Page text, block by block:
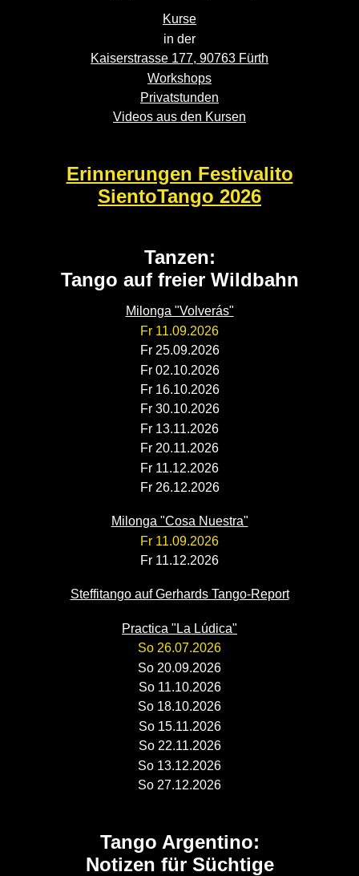
Kurse
in der
Kaiserstrasse 177, 90763 Fürth
Workshops
Privatstunden
Videos aus den Kursen
Erinnerungen Festivalito
SientoTango 2026
Tanzen:
Tango auf freier Wildbahn
Milonga "Volverás"
Fr 11.09.2026
Fr 25.09.2026
Fr 02.10.2026
Fr 16.10.2026
Fr 30.10.2026
Fr 13.11.2026
Fr 20.11.2026
Fr 11.12.2026
Fr 26.12.2026
Milonga "Cosa Nuestra"
Fr 11.09.2026
Fr 11.12.2026
Steffitango auf Gerhards Tango-Report
Practica "La Lúdica"
So 26.07.2026
So 20.09.2026
So 11.10.2026
So 18.10.2026
So 15.11.2026
So 22.11.2026
So 13.12.2026
So 27.12.2026
Tango Argentino:
Notizen für Süchtige